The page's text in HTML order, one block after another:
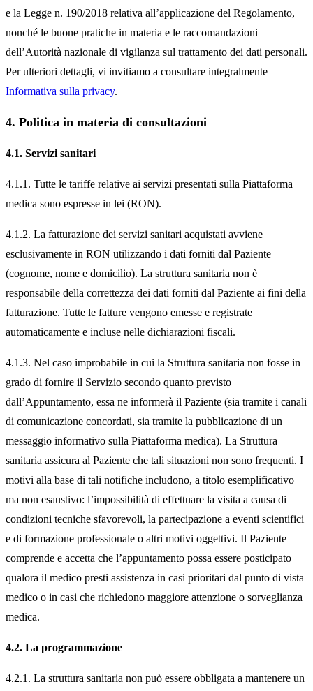
e la Legge n. 190/2018 relativa all’applicazione del Regolamento,
nonché le buone pratiche in materia e le raccomandazioni
dell’Autorità nazionale di vigilanza sul trattamento dei dati personali.
Per ulteriori dettagli, vi invitiamo a consultare integralmente
Informativa sulla privacy.
4. Politica in materia di consultazioni
4.1. Servizi sanitari
4.1.1. Tutte le tariffe relative ai servizi presentati sulla Piattaforma
medica sono espresse in lei (RON).
4.1.2. La fatturazione dei servizi sanitari acquistati avviene
esclusivamente in RON utilizzando i dati forniti dal Paziente
(cognome, nome e domicilio). La struttura sanitaria non è
responsabile della correttezza dei dati forniti dal Paziente ai fini della
fatturazione. Tutte le fatture vengono emesse e registrate
automaticamente e incluse nelle dichiarazioni fiscali.
4.1.3. Nel caso improbabile in cui la Struttura sanitaria non fosse in
grado di fornire il Servizio secondo quanto previsto
dall’Appuntamento, essa ne informerà il Paziente (sia tramite i canali
di comunicazione concordati, sia tramite la pubblicazione di un
messaggio informativo sulla Piattaforma medica). La Struttura
sanitaria assicura al Paziente che tali situazioni non sono frequenti. I
motivi alla base di tali notifiche includono, a titolo esemplificativo
ma non esaustivo: l’impossibilità di effettuare la visita a causa di
condizioni tecniche sfavorevoli, la partecipazione a eventi scientifici
e di formazione professionale o altri motivi oggettivi. Il Paziente
comprende e accetta che l’appuntamento possa essere posticipato
qualora il medico presti assistenza in casi prioritari dal punto di vista
medico o in casi che richiedono maggiore attenzione o sorveglianza
medica.
4.2. La programmazione
4.2.1. La struttura sanitaria non può essere obbligata a mantenere un